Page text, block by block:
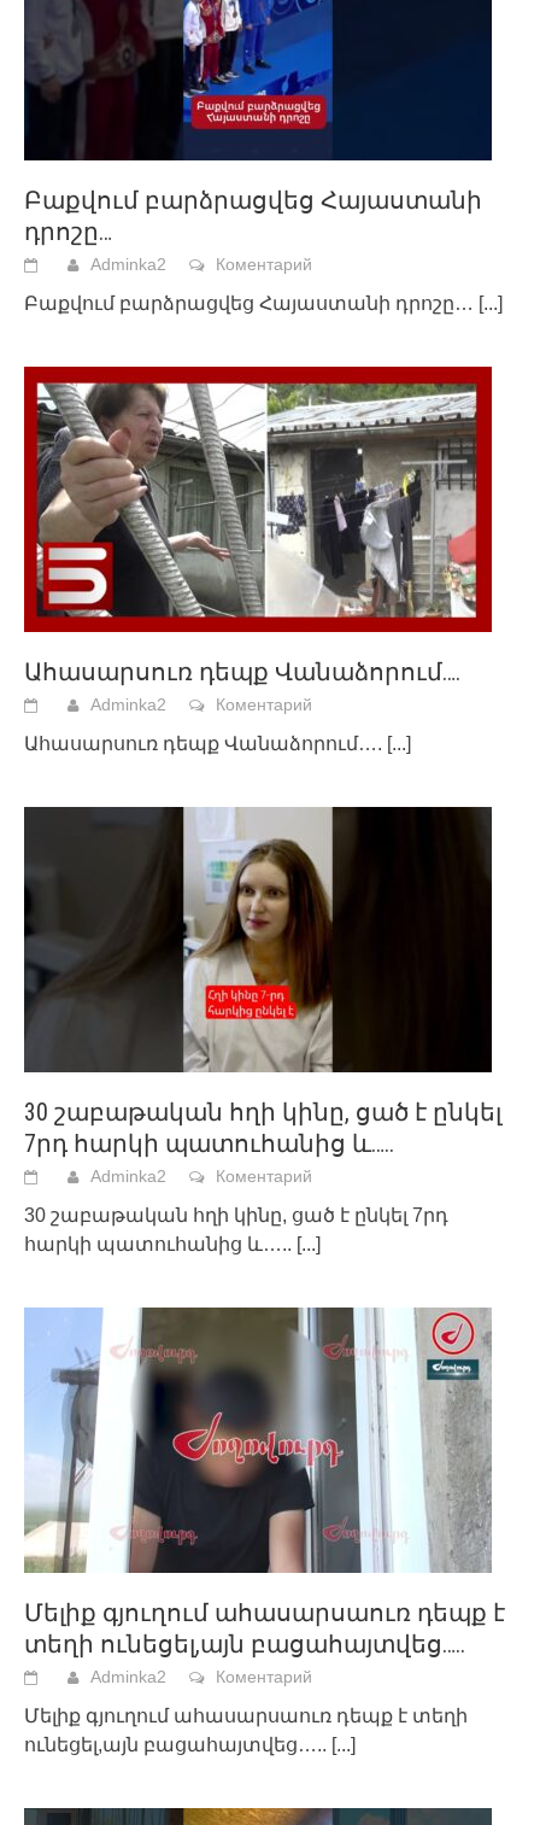
Բաքվում բարձրացվեց Հայաստանի
դրոշը…
Adminka2 Коментарий
Բաքվում բարձրացվեց Հայաստանի դրոշը… [...]
Ահասարսուռ դեպք Վանաձորում….
Adminka2 Коментарий
Ահասարսուռ դեպք Վանաձորում…. [...]
30 շաբաթական հղի կինը, ցած է ընկել
7րդ հարկի պատուհանից և…..
Adminka2 Коментарий
30 շաբաթական հղի կինը, ցած է ընկել 7րդ
հարկի պատուհանից և….. [...]
Մելիք գյուղում ահասարսաուռ դեպք է
տեղի ունեցել,այն բացահայտվեց…..
Adminka2 Коментарий
Մելիք գյուղում ահասարսաուռ դեպք է տեղի
ունեցել,այն բացահայտվեց….. [...]